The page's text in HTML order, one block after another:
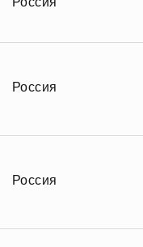
Россия
Россия